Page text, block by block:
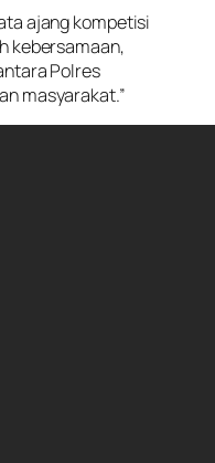
ajang kompetisi
kebersamaan,
Polres
masyarakat.”